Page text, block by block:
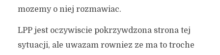
mozemy o niej rozmawiac.
LPP jest oczywiscie pokrzywdzona strona tej
sytuacji, ale uwazam rowniez ze ma to troche